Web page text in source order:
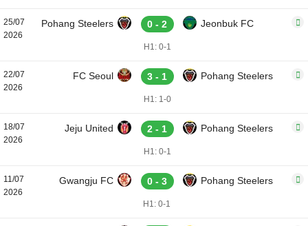
25/07
2026
Pohang Steelers 0 - 2 Jeonbuk FC
H1: 0-1
22/07
2026
FC Seoul 3 - 1 Pohang Steelers
H1: 1-0
18/07
2026
Jeju United 2 - 1 Pohang Steelers
H1: 0-1
11/07
2026
Gwangju FC 0 - 3 Pohang Steelers
H1: 0-1